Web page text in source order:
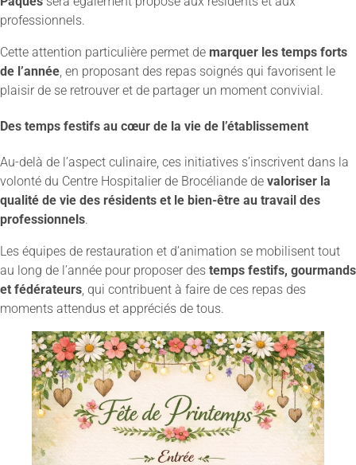
professionnels.
Cette attention particulière permet de marquer les temps forts
de l’année , en proposant des repas soignés qui favorisent le
plaisir de se retrouver et de partager un moment convivial.
Des temps festifs au cœur de la vie de l’établissement
Au-delà de l’aspect culinaire, ces initiatives s’inscrivent dans la
volonté du Centre Hospitalier de Brocéliande de valoriser la
qualité de vie des résidents et le bien-être au travail des
professionnels.
Les équipes de restauration et d’animation se mobilisent tout
au long de l’année pour proposer des temps festifs, gourmands
et fédérateurs, qui contribuent à faire de ces repas des
moments attendus et appréciés de tous.